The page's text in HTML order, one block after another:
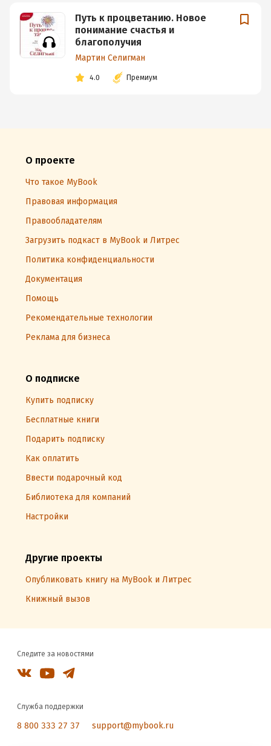
Путь к процветанию. Новое
понимание счастья и
благополучия
Мартин Селигман
4.0 Премиум
О проекте
Что такое MyBook
Правовая информация
Правообладателям
Загрузить подкаст в MyBook и Литрес
Политика конфиденциальности
Документация
Помощь
Рекомендательные технологии
Реклама для бизнеса
О подписке
Купить подписку
Бесплатные книги
Подарить подписку
Как оплатить
Ввести подарочный код
Библиотека для компаний
Настройки
Другие проекты
Опубликовать книгу на MyBook и Литрес
Книжный вызов
Следите за новостями
Служба поддержки
8 800 333 27 37 support@mybook.ru